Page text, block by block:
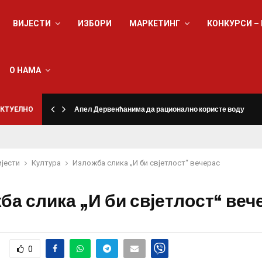
ВИЈЕСТИ ИЗБОРИ МАРКЕТИНГ КОНКУРСИ
О НАМА
Апел Дервенћанима да рационално користе воду
Култура Изложба слика „И би свјетлост“ вечерас
слика „И би свјетлост“
0